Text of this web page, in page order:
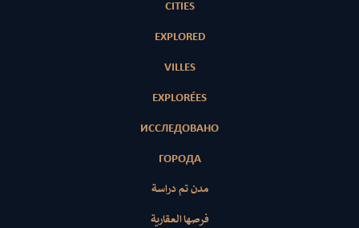
CITIES
EXPLORED
VILLES
EXPLORÉES
ИССЛЕДОВАНО
ГОРОДА
مدن تم دراسة
فرصها العقارية